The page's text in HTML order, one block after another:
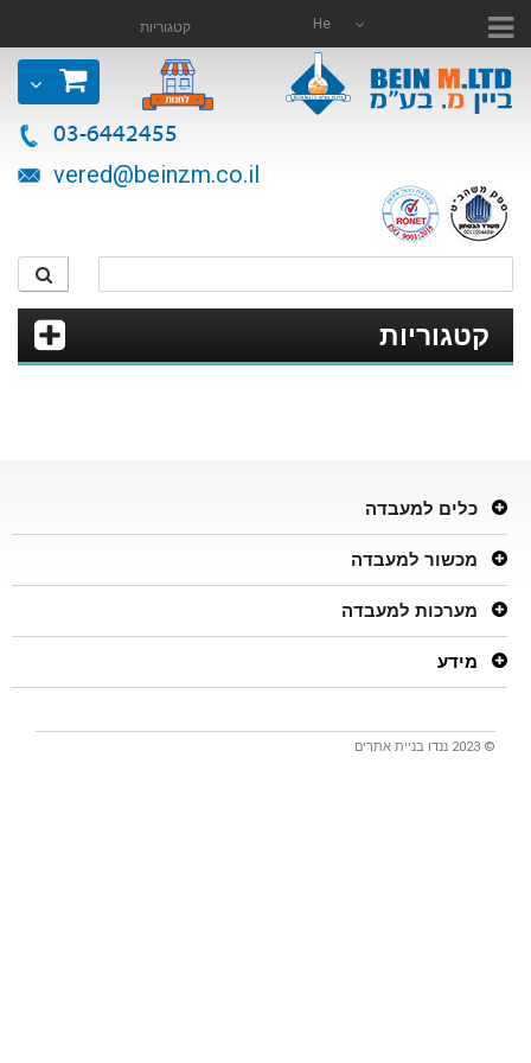
He קטגוריות
03-6442455
vered@beinzm.co.il
קטגוריות
כלים למעבדה
מכשור למעבדה
© 2023 ננדו בניית אתרים
מערכות למעבדה
מידע